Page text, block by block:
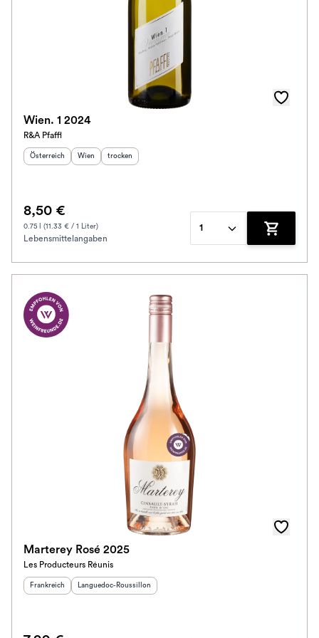
Wien. 1 2024
R&A Pfaffl
Herkunftsland
Österreich Herkunftsregion:
Wien Geschmack
trocken
8,50 €
0.75 l (11.33 € / 1 Liter)
Lebensmittelangaben
1
Zum
Marterey Rosé 2025
Les Producteurs Réunis
Herkunftsland
Frankreich Herkunftsregion:
Languedoc-Roussillon